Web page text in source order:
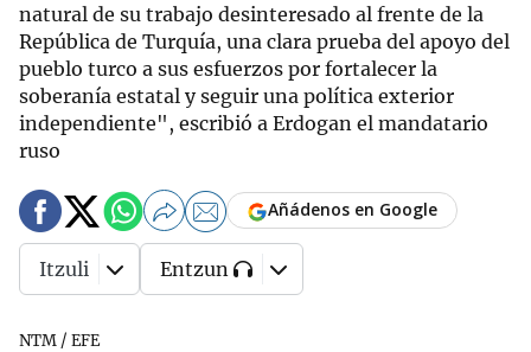
natural de su trabajo desinteresado al frente de la
República de Turquía, una clara prueba del apoyo del
pueblo turco a sus esfuerzos por fortalecer la
soberanía estatal y seguir una política exterior
independiente", escribió a Erdogan el mandatario
ruso
NTM / EFE
Añádenos en Google
Itzuli Entzun